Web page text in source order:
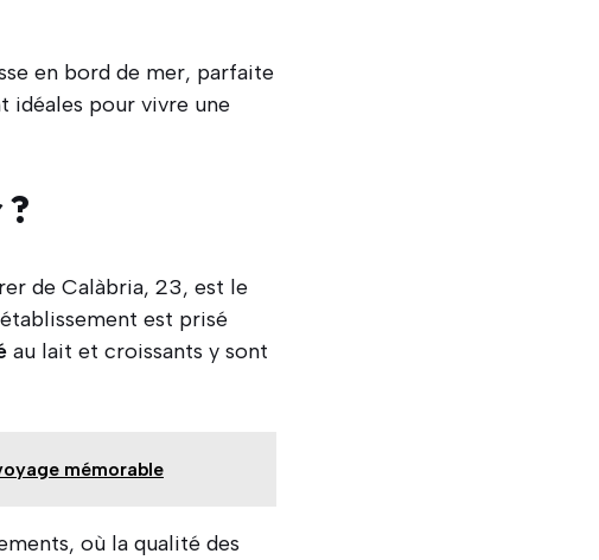
en bord de mer, parfaite
idéales pour vivre une
de Calàbria, 23, est le
est prisé
au lait et croissants y sont
mémorable
où la qualité des